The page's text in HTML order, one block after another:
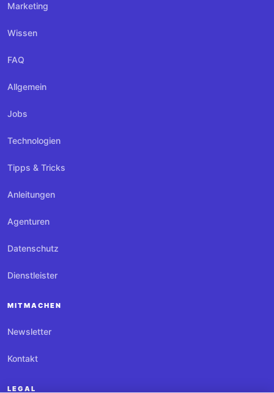
Marketing
Wissen
FAQ
Allgemein
Jobs
Technologien
Tipps & Tricks
Anleitungen
Agenturen
Datenschutz
Dienstleister
MITMACHEN
Newsletter
Kontakt
LEGAL